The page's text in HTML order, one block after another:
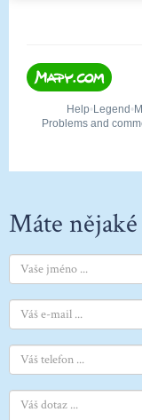
Máte